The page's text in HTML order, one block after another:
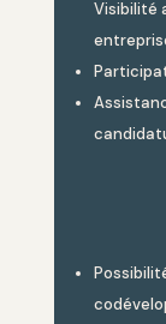
Visibilité